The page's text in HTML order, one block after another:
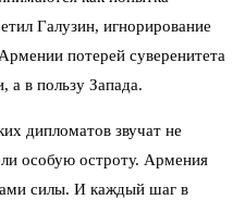
Галузин, игнорирование
потерей суверенитета
а в пользу Запада.
дипломатов звучат не
особую остроту. Армения
силы. И каждый шаг в